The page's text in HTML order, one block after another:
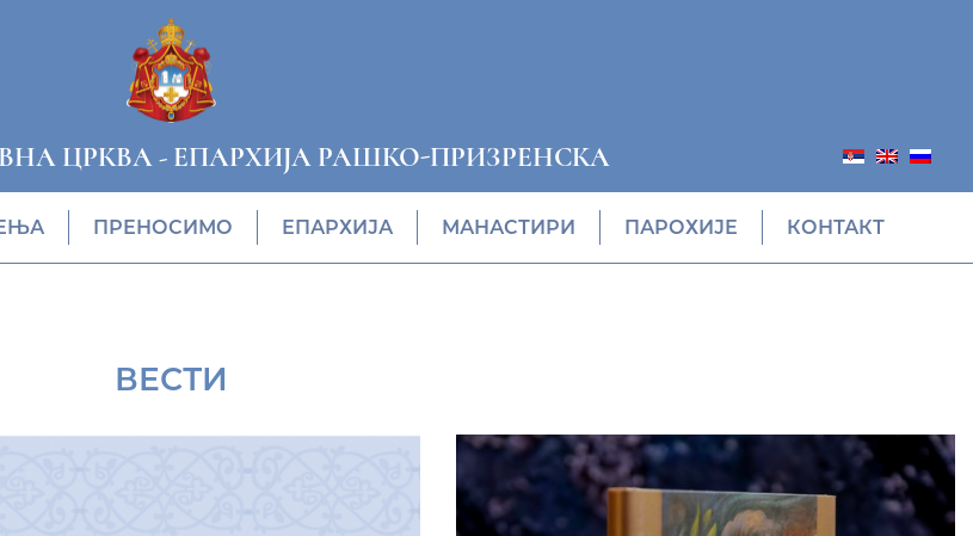
ЦРКВА- ЕПАРХИЈА РАШКО-ПРИЗРЕНСКА
ПРЕНОСИМО ЕПАРХИЈА МАНАСТИРИ ПАРОХИЈЕ КОНТАКТ
ВЕСТИ
ПОНУДА ЕПАРХИЈСКЕ
РАДИОНИЦЕ